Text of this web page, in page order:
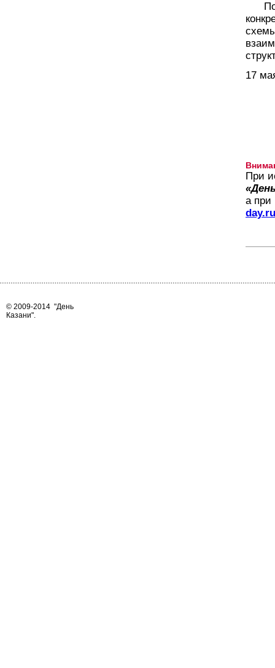
По
17
При
а при
day.ru
© 2009-2014 "День
Казани".